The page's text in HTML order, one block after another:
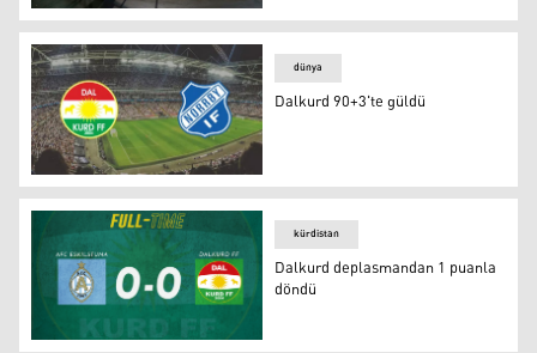
Dalkurd deplasmanda mağlup oldu
Dalkurd 90+3'te güldü
dünya
Dalkurd 90+3'te güldü
kürdistan
Dalkurd deplasmandan 1 puanla
döndü